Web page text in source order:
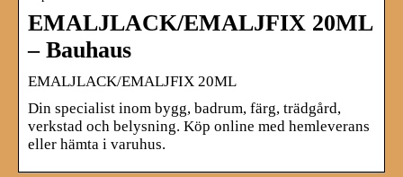
EMALJLACK/EMALJFIX 20ML
– Bauhaus
EMALJLACK/EMALJFIX 20ML
Din specialist inom bygg, badrum, färg, trädgård,
verkstad och belysning. Köp online med hemleverans
eller hämta i varuhus.